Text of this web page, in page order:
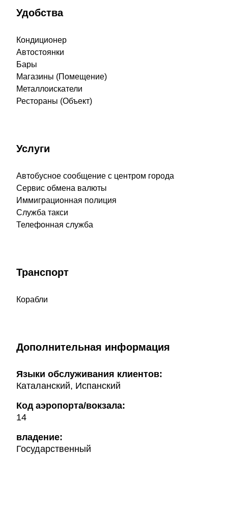
Удобства
Кондиционер
Автостоянки
Бары
Магазины (Помещение)
Металлоискатели
Рестораны (Объект)
Услуги
Автобусное сообщение с центром города
Сервис обмена валюты
Иммиграционная полиция
Служба такси
Телефонная служба
Транспорт
Корабли
Дополнительная информация
Языки обслуживания клиентов:
Каталанский, Испанский
Код аэропорта/вокзала:
14
владение:
Государственный